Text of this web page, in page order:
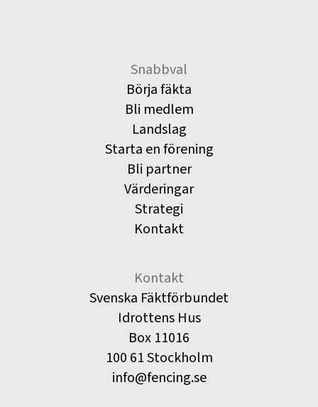
Snabbval
Börja fäkta
Bli medlem
Landslag
Starta en förening
Bli partner
Värderingar
Strategi
Kontakt
Kontakt
Svenska Fäktförbundet
Idrottens Hus
Box 11016
100 61 Stockholm
info@fencing.se